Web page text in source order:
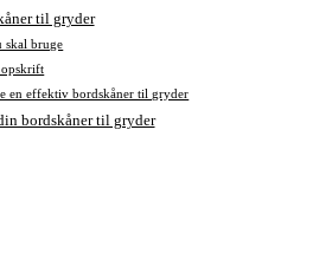
til gryder
skal bruge
en effektiv bordskåner til gryder
bordskåner til gryder